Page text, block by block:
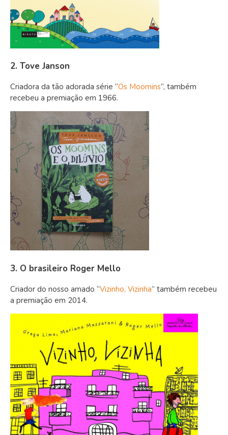
2. Tove Janson
Criadora da tão adorada série “Os Moomins”, também
recebeu a premiação em 1966.
3. O brasileiro Roger Mello
Criador do nosso amado “Vizinho, Vizinha” também recebeu
a premiação em 2014.